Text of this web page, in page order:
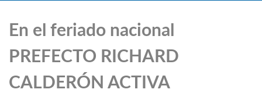
En el feriado nacional
PREFECTO RICHARD
CALDERÓN ACTIVA